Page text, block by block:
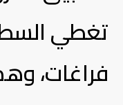
تغطي
فراغات،